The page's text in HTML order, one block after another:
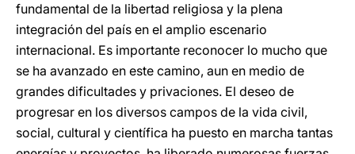
fundamental de la libertad religiosa y la plena
integración del país en el amplio escenario
internacional. Es importante reconocer lo mucho que
se ha avanzado en este camino, aun en medio de
grandes dificultades y privaciones. El deseo de
progresar en los diversos campos de la vida civil,
social, cultural y científica ha puesto en marcha tantas